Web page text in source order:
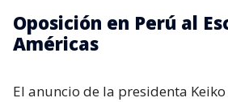
Oposición en Perú al
Américas
El anuncio de la presidenta